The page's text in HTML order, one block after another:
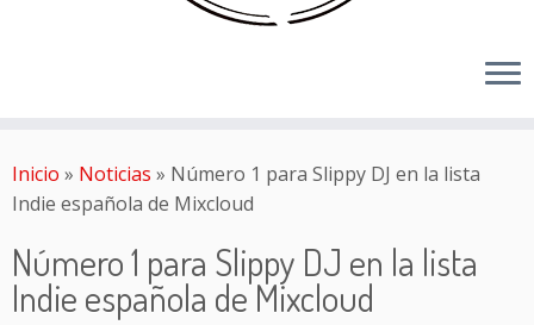
Inicio » Noticias » Número 1 para Slippy DJ en la lista
Indie española de Mixcloud
Número 1 para Slippy DJ en la lista
Indie española de Mixcloud